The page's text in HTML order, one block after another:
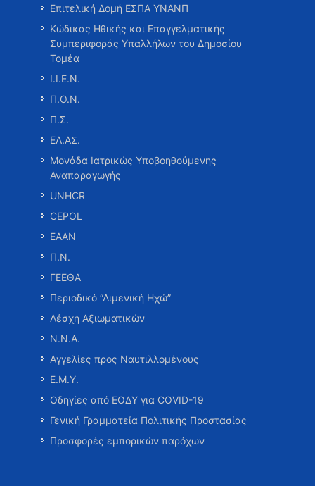
Επιτελική Δομή ΕΣΠΑ ΥΝΑΝΠ
Κώδικας Ηθικής και Επαγγελματικής
Συμπεριφοράς Υπαλλήλων του Δημοσίου
Τομέα
Ι.Ι.Ε.Ν.
Π.Ο.Ν.
Π.Σ.
ΕΛ.ΑΣ.
Μονάδα Ιατρικώς Υποβοηθούμενης
Αναπαραγωγής
UNHCR
CEPOL
ΕΑΑΝ
Π.Ν.
ΓΕΕΘΑ
Περιοδικό “Λιμενική Ηχώ”
Λέσχη Αξιωματικών
Ν.Ν.Α.
Αγγελίες προς Ναυτιλλομένους
Ε.Μ.Υ.
Οδηγίες από ΕΟΔΥ για COVID-19
Γενική Γραμματεία Πολιτικής Προστασίας
Προσφορές εμπορικών παρόχων